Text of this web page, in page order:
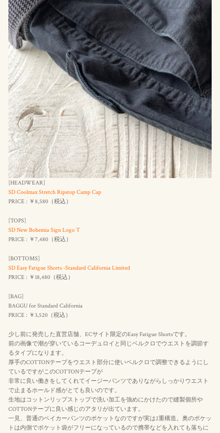
[HEADWEAR]
SD Coolmax Stretch Ripstop Camp Cap
PRICE : ￥8,580（税込）
[TOPS]
SD New Bohemia Sign Logo T
PRICE : ￥7,480（税込 ）
[BOTTOMS]
SD Easy Fatigue Shorts -Standard California Limited
PRICE : ￥18,480（税込 ）
[BAG]
BAGGU for Standard California
PRICE : ￥3,520（税込）
少し前に発売した直営店舗、ECサイト限定のEasy Fatigue Shortsです。
前の画像で潮が穿いているコーデュロイと同じベルクロでウエストを調節す
るタイプになります。
厚手のCOTTONテープをウエスト部分に使いベルクロで調整できるようにし
ているですがこのCOTTONテープが
非常に良い働きをしてくれてイージーパンツでありながらしっかりウエスト
で止まるホールド感がとても良いのです。
生地はコットンリップストップで洗い加工を強めにかけたので縫製個所や
COTTONテープに良い感じのアタリが出ています。
一見、普通のベイカーパンツのポケットなのですが実は2重構造。奥のポケッ
トは内側でポケット袋がフリーになっているので携帯などを入れても落ちに